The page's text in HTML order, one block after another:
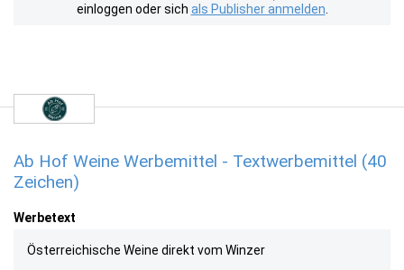
einloggen oder sich als Publisher anmelden
Ab Hof Weine Werbemittel - Textwerbemittel (40
Zeichen)
Werbetext
Österreichische Weine direkt vom Winzer